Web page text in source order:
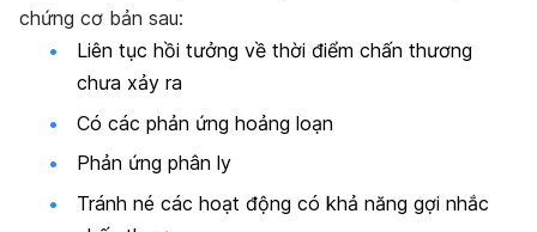
chứng cơ bản sau:
Liên tục hồi tưởng về thời điểm chấn thương
chưa xảy ra
Có các phản ứng hoảng loạn
Phản ứng phân ly
Tránh né các hoạt động có khả năng gợi nhắc